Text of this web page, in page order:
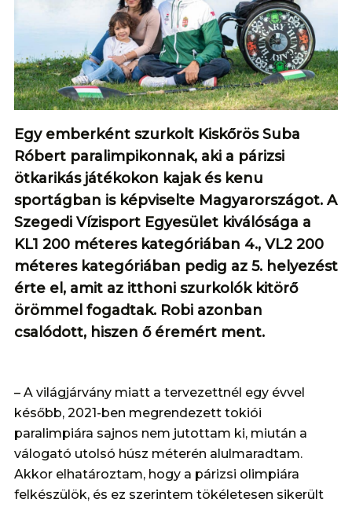
Egy emberként szurkolt Kiskőrös Suba
Róbert paralimpikonnak, aki a párizsi
ötkarikás játékokon kajak és kenu
sportágban is képviselte Magyarországot. A
Szegedi Vízisport Egyesület kiválósága a
KL1 200 méteres kategóriában 4., VL2 200
méteres kategóriában pedig az 5. helyezést
érte el, amit az itthoni szurkolók kitörő
örömmel fogadtak. Robi azonban
csalódott, hiszen ő éremért ment.
– A világjárvány miatt a tervezettnél egy évvel
később, 2021-ben megrendezett tokiói
paralimpiára sajnos nem jutottam ki, miután a
válogató utolsó húsz méterén alulmaradtam.
Akkor elhatároztam, hogy a párizsi olimpiára
felkészülök, és ez szerintem tökéletesen sikerült